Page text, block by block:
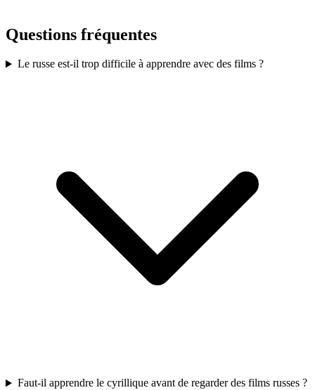
Questions fréquentes
Le russe est-il trop difficile à apprendre avec des films ?
Faut-il apprendre le cyrillique avant de regarder des films russes ?